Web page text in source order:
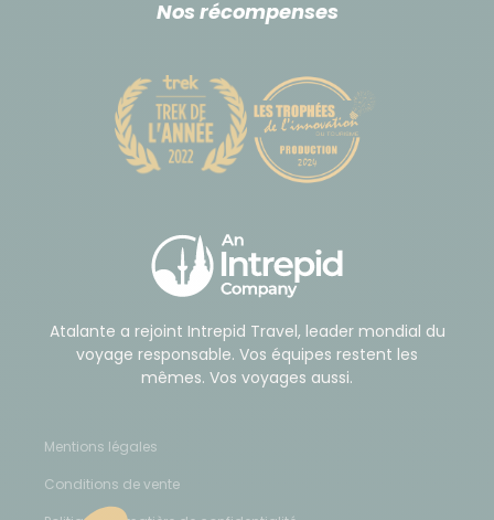
Nos récompenses
Atalante a rejoint Intrepid Travel, leader mondial du
voyage responsable. Vos équipes restent les
mêmes. Vos voyages aussi.
Mentions légales
Conditions de vente